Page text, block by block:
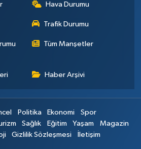
Hava Durumu
Trafik Durumu
Tüm Manşetler
Haber Arşivi
Politika Ekonomi
Spor
Sağlık Eğitim Yaşam
Magazin
Gizlilik Sözleşmesi İletişim